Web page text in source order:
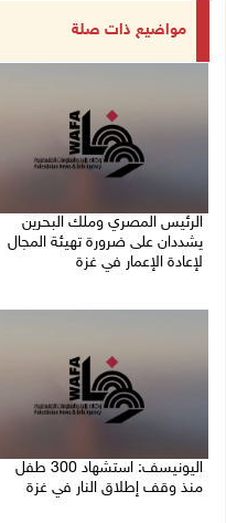
مواضيع ذات صلة
الرئيس المصري وملك البحرين
يشددان على ضرورة تهيئة المجال
لإعادة الإعمار في غزة
اليونيسف: استشهاد 300 طفل
منذ وقف إطلاق النار في غزة